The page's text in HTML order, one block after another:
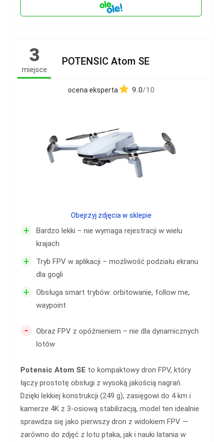
3
miejsce
POTENSIC Atom SE
ocena eksperta 9.0/10
+
Bardzo lekki – nie wymaga rejestracji w wielu
krajach
+
Tryb FPV w aplikacji – możliwość podziału ekranu
dla gogli
+
Obsługa smart trybów: orbitowanie, follow me,
waypoint
-
Obraz FPV z opóźnieniem – nie dla dynamicznych
lotów
Potensic Atom SE to kompaktowy dron FPV, który
łączy prostotę obsługi z wysoką jakością nagrań.
Dzięki lekkiej konstrukcji (249 g), zasięgowi do 4 km i
kamerze 4K z 3-osiową stabilizacją, model ten idealnie
sprawdza się jako pierwszy dron z widokiem FPV —
zarówno do zdjęć z lotu ptaka, jak i nauki latania w
Obejrzyj zdjęcia w sklepie